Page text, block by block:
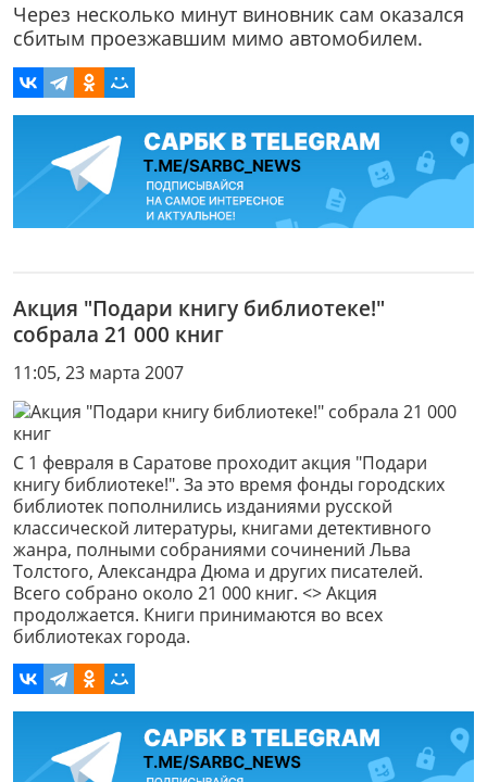
Через несколько минут виновник сам оказался
сбитым проезжавшим мимо автомобилем.
Акция "Подари книгу библиотеке!"
собрала 21 000 книг
11:05, 23 марта 2007
С 1 февраля в Саратове проходит акция "Подари
книгу библиотеке!". За это время фонды городских
библиотек пополнились изданиями русской
классической литературы, книгами детективного
жанра, полными собраниями сочинений Льва
Толстого, Александра Дюма и других писателей.
Всего собрано около 21 000 книг. <> Акция
продолжается. Книги принимаются во всех
библиотеках города.